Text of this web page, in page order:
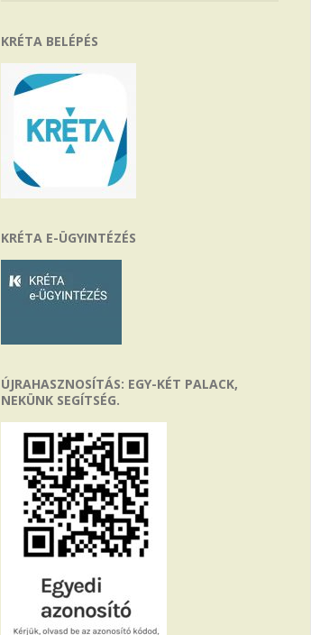
KRÉTA BELÉPÉS
KRÉTA E-ÜGYINTÉZÉS
ÚJRAHASZNOSÍTÁS: EGY-KÉT PALACK,
NEKÜNK SEGÍTSÉG.